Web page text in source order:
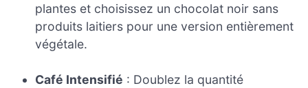
plantes et choisissez un chocolat noir sans
produits laitiers pour une version entièrement
végétale.
Café Intensifié : Doublez la quantité